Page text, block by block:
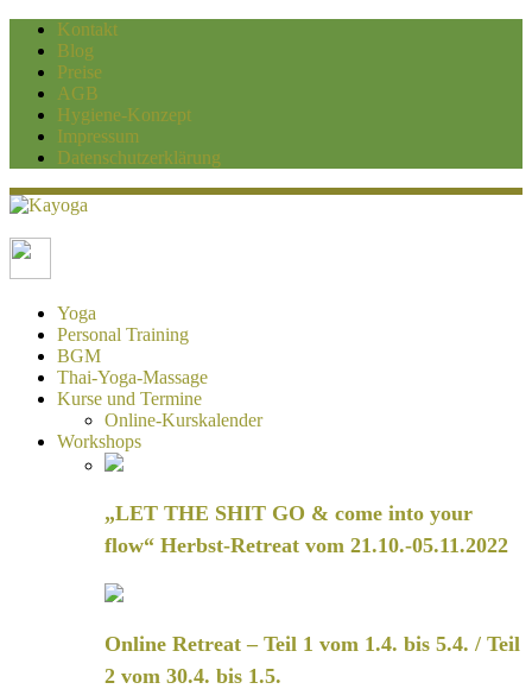
Kontakt
Blog
Preise
AGB
Hygiene-Konzept
Impressum
Datenschutzerklärung
Kayoga
Yoga und Personaltraining Duisburg
Yoga
Personal Training
BGM
Thai-Yoga-Massage
Kurse und Termine
Online-Kurskalender
Workshops
„LET THE SHIT GO & come into your
flow“ Herbst-Retreat vom 21.10.-05.11.2022
Online Retreat – Teil 1 vom 1.4. bis 5.4. / Teil
2 vom 30.4. bis 1.5.